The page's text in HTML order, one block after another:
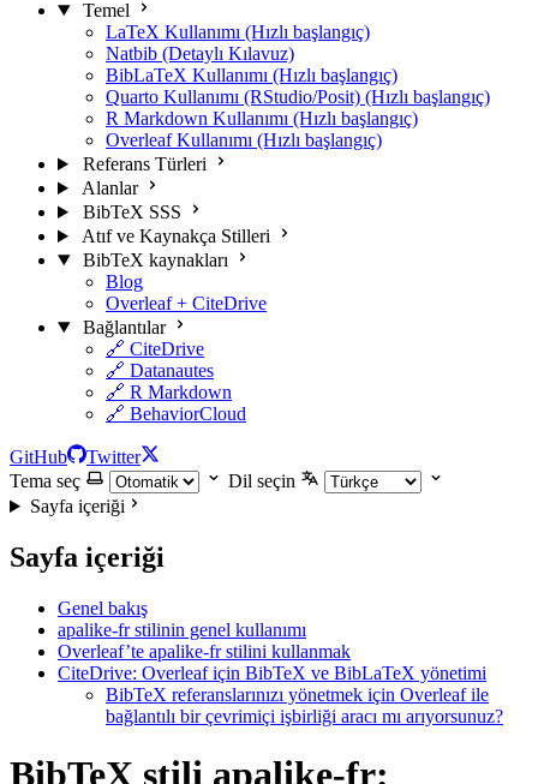
Temel
LaTeX Kullanımı (Hızlı başlangıç)
Natbib (Detaylı Kılavuz)
BibLaTeX Kullanımı (Hızlı başlangıç)
Quarto Kullanımı (RStudio/Posit) (Hızlı başlangıç)
R Markdown Kullanımı (Hızlı başlangıç)
Overleaf Kullanımı (Hızlı başlangıç)
Referans Türleri
Alanlar
BibTeX SSS
Atıf ve Kaynakça Stilleri
BibTeX kaynakları
Blog
Overleaf + CiteDrive
Bağlantılar
🔗 CiteDrive
🔗 Datanautes
🔗 R Markdown
🔗 BehaviorCloud
GitHub
Twitter
Tema seç
Dil seçin
Sayfa içeriği
Sayfa içeriği
Genel bakış
apalike-fr stilinin genel kullanımı
Overleaf’te apalike-fr stilini kullanmak
CiteDrive: Overleaf için BibTeX ve BibLaTeX yönetimi
BibTeX referanslarınızı yönetmek için Overleaf ile
bağlantılı bir çevrimiçi işbirliği aracı mı arıyorsunuz?
BibTeX stili apalike-fr: